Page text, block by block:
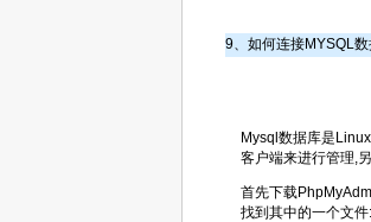
9、如何连接MYSQL
Mysql数据库是
客户端来进行管理,
首先下载
找到其中的一个文